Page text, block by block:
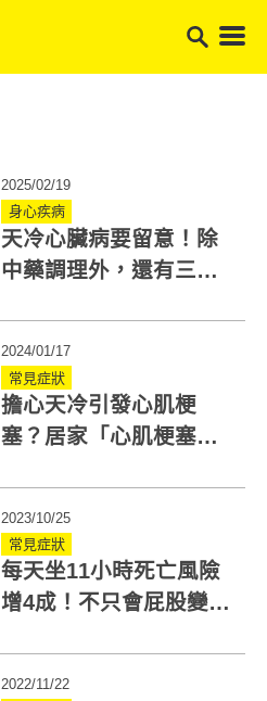
2025/02/19
身心疾病
天冷心臟病要留意！除
中藥調理外，還有三穴
2024/01/17
常見症狀
擔心天冷引發心肌梗
塞？居家「心肌梗塞檢
2023/10/25
常見症狀
每天坐11小時死亡風險
增4成！不只會屁股變
2022/11/22